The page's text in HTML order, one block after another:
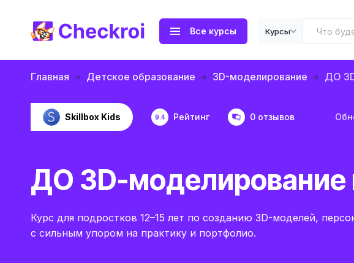
Все курсы Курсы
Главная Детское образование 3D-моделирование ДО
Skillbox Kids 9.4 Рейтинг 0 отзывов
ДО 3D-моделирование
Курс для подростков 12–15 лет по созданию 3D-моделей,
с сильным упором на практику и портфолио.